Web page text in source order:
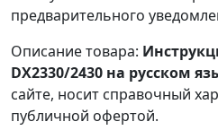
предварительного
Описание товара:
DX2330/2430 на русском
сайте, носит справочный
публичной офертой.